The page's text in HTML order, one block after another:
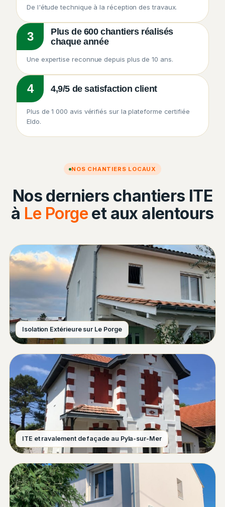
De l'étude technique à la réception des travaux.
3
Plus de 600 chantiers réalisés
chaque année
Une expertise reconnue depuis plus de 10 ans.
4 4,9/5 de satisfaction client
Plus de 1 000 avis vérifiés sur la plateforme certifiée
Eldo.
NOS CHANTIERS LOCAUX
Nos derniers chantiers ITE
à Le Porgeet aux alentours
Isolation Extérieure sur Le Porge
ITE et ravalement de façade au Pyla-sur-Mer